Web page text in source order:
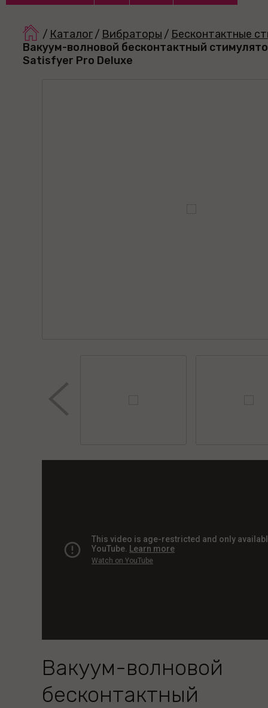
/ Каталог/ Вибраторы / Бесконтактные
Вакуум-волновой бесконтактный
Satisfyer Pro Deluxe
Вакуум-волновой
бесконтактный